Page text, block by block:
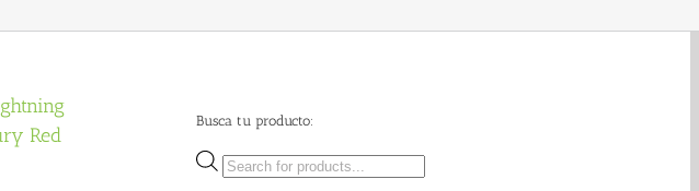
Red
Busca tu producto:
Búsqueda